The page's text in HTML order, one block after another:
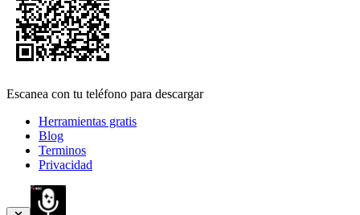
Escanea con tu teléfono para descargar
Herramientas gratis
Blog
Terminos
Privacidad